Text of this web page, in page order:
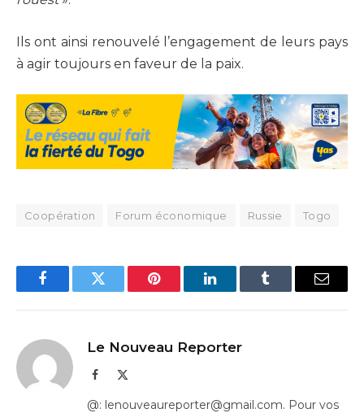
Ils ont ainsi renouvelé l’engagement de leurs pays
à agir toujours en faveur de la paix.
Coopération Forum économique Russie Togo
FacebookTwitter Pinterest LinkedInTumblr Email
Le Nouveau Reporter
Facebook
@: lenouveaureporter@gmail.com. Pour vos